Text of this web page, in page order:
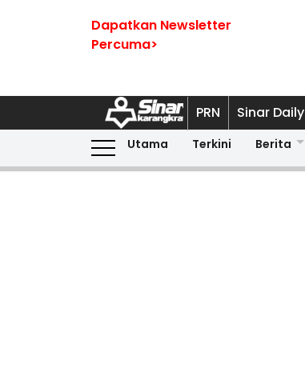
Dapatkan Newsletter
Percuma>
PRN Sinar Daily
Utama Terkini Berita